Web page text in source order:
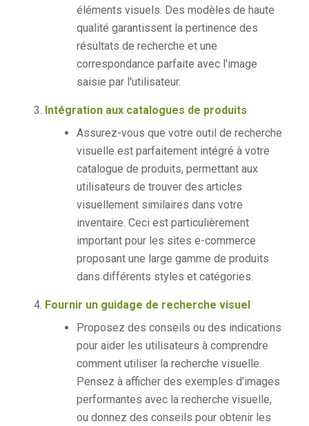
éléments visuels. Des modèles de haute
qualité garantissent la pertinence des
résultats de recherche et une
correspondance parfaite avec l'image
saisie par l'utilisateur.
Intégration aux catalogues de produits
Assurez-vous que votre outil de recherche
visuelle est parfaitement intégré à votre
catalogue de produits, permettant aux
utilisateurs de trouver des articles
visuellement similaires dans votre
inventaire. Ceci est particulièrement
important pour les sites e-commerce
proposant une large gamme de produits
dans différents styles et catégories.
Fournir un guidage de recherche visuel
Proposez des conseils ou des indications
pour aider les utilisateurs à comprendre
comment utiliser la recherche visuelle.
Pensez à afficher des exemples d'images
performantes avec la recherche visuelle,
ou donnez des conseils pour obtenir les